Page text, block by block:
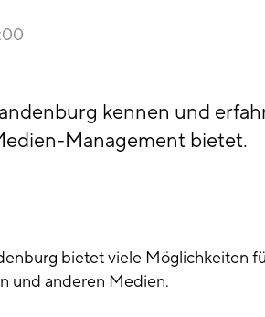
kennen und
Management bietet.
bietet viele Möglichkeiten
und anderen Medien.